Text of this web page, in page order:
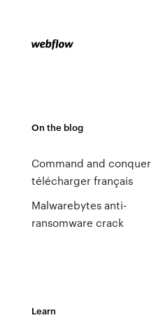
On the blog
Command and conquer
télécharger français
Malwarebytes anti-
ransomware crack
Learn